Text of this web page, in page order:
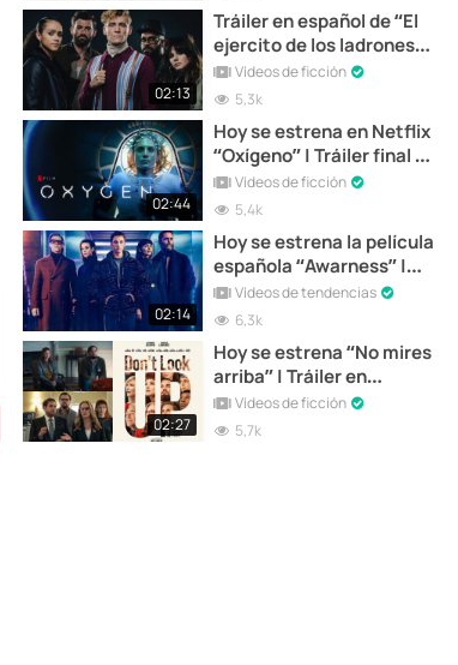
02:13
Tráiler en español de “El
ejercito de los ladrones”
que se estrena hoy en
Netflix
Vídeos de ficción
5,3k
02:44
Hoy se estrena en Netflix
“Oxígeno” | Tráiler final en
español
Vídeos de ficción
5,4k
02:14
Hoy se estrena la película
española “Awarness” |
Tráiler final
Vídeos de tendencias
6,3k
02:27
Hoy se estrena “No mires
arriba” | Tráiler en
castellano
Vídeos de ficción
5,7k